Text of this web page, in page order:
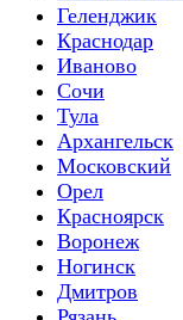
Геленджик
Краснодар
Иваново
Сочи
Тула
Архангельск
Московский
Орел
Красноярск
Воронеж
Ногинск
Дмитров